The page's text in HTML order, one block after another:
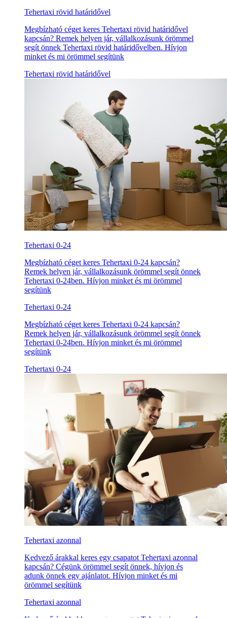
Tehertaxi rövid határidővel
Megbízható céget keres Tehertaxi rövid határidővel
kapcsán? Remek helyen jár, vállalkozásunk örömmel
segít önnek Tehertaxi rövid határidővelben. Hívjon
minket és mi örömmel segítünk
Tehertaxi rövid határidővel
Tehertaxi 0-24
Megbízható céget keres Tehertaxi 0-24 kapcsán?
Remek helyen jár, vállalkozásunk örömmel segít önnek
Tehertaxi 0-24ben. Hívjon minket és mi örömmel
segítünk
Tehertaxi 0-24
Megbízható céget keres Tehertaxi 0-24 kapcsán?
Remek helyen jár, vállalkozásunk örömmel segít önnek
Tehertaxi 0-24ben. Hívjon minket és mi örömmel
segítünk
Tehertaxi 0-24
Tehertaxi azonnal
Kedvező árakkal keres egy csapatot Tehertaxi azonnal
kapcsán? Cégünk örömmel segít önnek, hívjon és
adunk önnek egy ajánlatot. Hívjon minket és mi
örömmel segítünk
Tehertaxi azonnal